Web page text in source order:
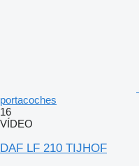
portacoches
16
VÍDEO
DAF LF 210 TIJHOF